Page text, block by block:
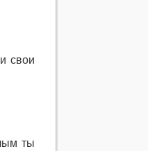
свои
ты